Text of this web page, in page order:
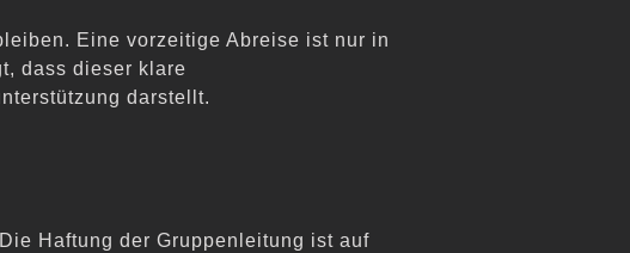
Eine vorzeitige Abreise ist nur in
dass dieser klare
darstellt.
Haftung der Gruppenleitung ist auf